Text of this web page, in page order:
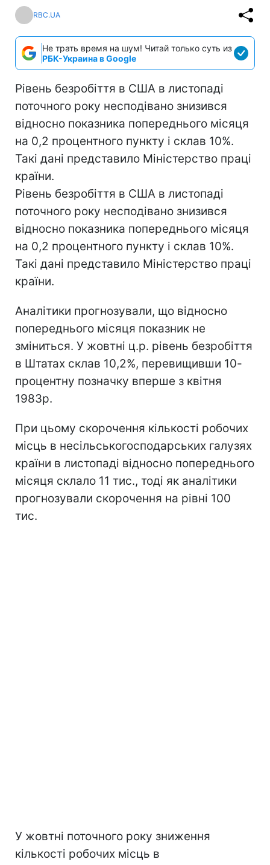
RBC.UA
Не трать время на шум! Читай только суть из
РБК-Украина в Google
Рівень безробіття в США в листопаді
поточного року несподівано знизився
відносно показника попереднього місяця
на 0,2 процентного пункту і склав 10%.
Такі дані представило Міністерство праці
країни.
Рівень безробіття в США в листопаді
поточного року несподівано знизився
відносно показника попереднього місяця
на 0,2 процентного пункту і склав 10%.
Такі дані представило Міністерство праці
країни.
Аналітики прогнозували, що відносно
попереднього місяця показник не
зміниться. У жовтні ц.р. рівень безробіття
в Штатах склав 10,2%, перевищивши 10-
процентну позначку вперше з квітня
1983р.
При цьому скорочення кількості робочих
місць в несільськогосподарських галузях
країни в листопаді відносно попереднього
місяця склало 11 тис., тоді як аналітики
прогнозували скорочення на рівні 100
тис.
У жовтні поточного року зниження
кількості робочих місць в